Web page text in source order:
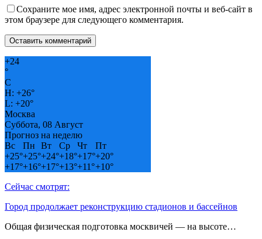
Сохраните мое имя, адрес электронной почты и веб-сайт в
этом браузере для следующего комментария.
+24
°
C
H: +26°
L: +20°
Москва
Суббота, 08 Август
Прогноз на неделю
Вс
Пн Вт Ср Чт
Пт
+25°+25°+24°+18°+17°+20°
+17°+16°+17°+13°+11°+10°
Сейчас смотрят:
Город продолжает реконструкцию стадионов и бассейнов
Общая физическая подготовка москвичей — на высоте…